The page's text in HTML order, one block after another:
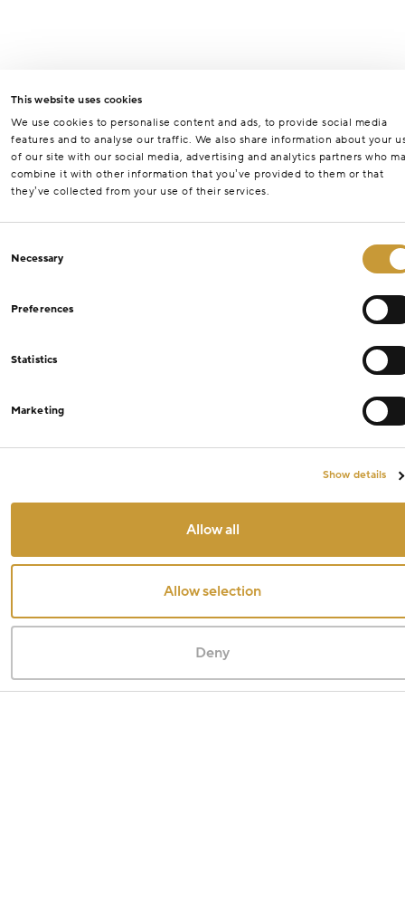
This website uses cookies
We use cookies to personalise content and ads, to provide social media
features and to analyse our traffic. We also share information about your
of our site with our social media, advertising and analytics partners who
combine it with other information that you’ve provided to them or that
they’ve collected from your use of their services.
Selection
Necessary
Preferences
Statistics
Marketing
Show details
Allow all
Allow selection
Deny